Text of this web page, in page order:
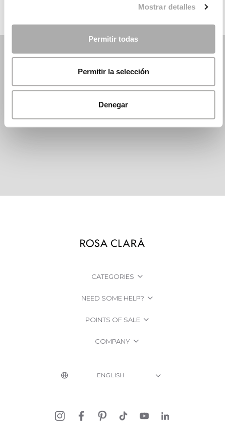
Mostrar detalles
Permitir todas
Permitir la selección
Denegar
CATEGORIES
NEED SOME HELP?
POINTS OF SALE
COMPANY